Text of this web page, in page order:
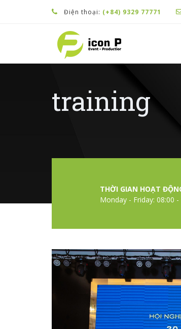
Điện thoại: (+84) 9329 77771
training
THỜI GIAN HOẠT
Monday - Friday: 08:00 -